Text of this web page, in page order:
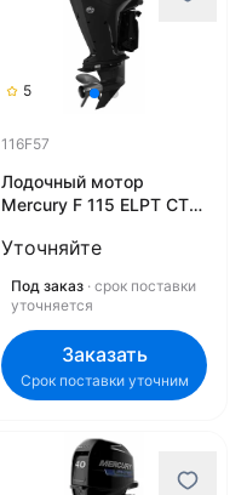
5
116F57
Лодочный мотор
Mercury F 115 ELPT CT
Уточняйте
Под заказ · срок поставки
уточняется
Заказать
Срок поставки уточним